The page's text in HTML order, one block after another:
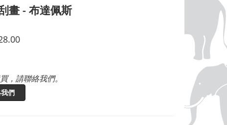
畫 - 布達佩斯
，請聯絡我們。
們